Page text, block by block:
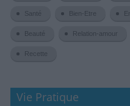
Santé Bien-Etre
Beauté Relation-amour
Recette
Vie Pratique